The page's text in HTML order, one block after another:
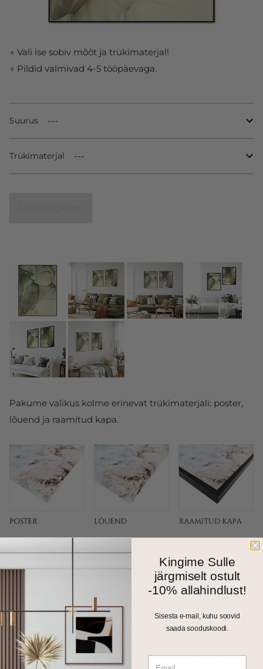
Pakume valikus kolme erinevat trükimaterjali: poster,
lõuend ja raamitud kapa.
Fotokapal on kitsas 1cm harjatud alumiiniumraam.
Valikus on matt must, kuldne ja hõbedane toon.
∘ Vali ise sobiv mõõt ja trükimaterjal!
∘ Pildid valmivad 4-5 tööpäevaga.
Suurus
Trükimaterjal
Kingime Sulle
järgmiselt ostult
-10% allahindlust!
Sisesta e-mail, kuhu soovid
saada sooduskoodi.